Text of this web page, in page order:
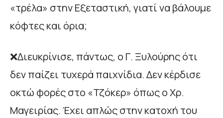
«τρέλα» στην Εξεταστική, γιατί να βάλουμε
κόφτες και όρια;
❌Διευκρίνισε, πάντως, ο Γ. Ξυλούρης ότι
δεν παίζει τυχερά παιχνίδια. Δεν κέρδισε
οκτώ φορές στο «Τζόκερ» όπως ο Χρ.
Μαγειρίας. Έχει απλώς στην κατοχή του